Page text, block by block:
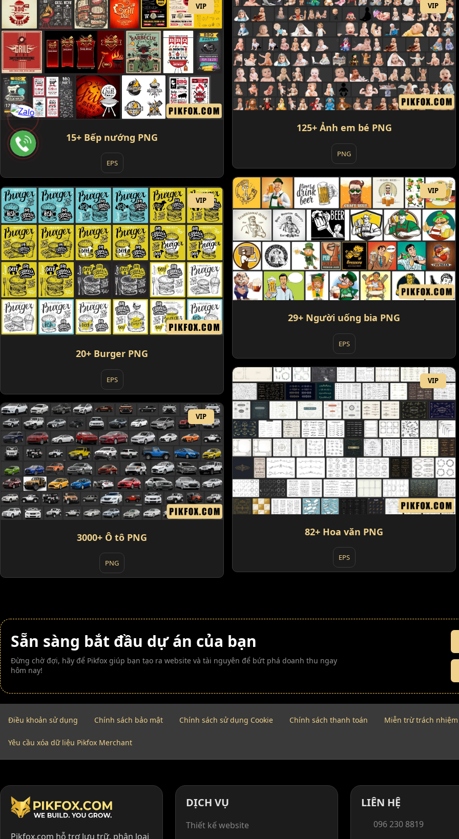
VIP
125+ Ảnh em bé PNG
PNG
VIP
15+ Bếp nướng PNG
EPS
VIP
29+ Người uống bia PNG
EPS
VIP
20+ Burger PNG
EPS VIP
82+ Hoa văn PNG
EPS
VIP
3000+ Ô tô PNG
PNG
Sẵn sàng bắt đầu dự án của bạn
Đừng chờ đợi, hãy để Pikfox giúp bạn tạo ra website và tài nguyên để bứt phá doanh thu ngay
hôm nay!
Điều khoản sử dụng Chính sách bảo mật Chính sách sử dụng Cookie Chính sách thanh toán Miễn trừ trách nhiệm
Yêu cầu xóa dữ liệu Pikfox Merchant
Pikfox.com hỗ trợ lưu trữ, phân loại
DỊCH VỤ
Thiết kế website
LIÊN HỆ
096 230 8819